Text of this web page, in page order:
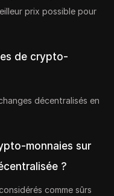
prix possible pour
de crypto-
décentralisés en
monnaies sur
?
comme sûrs